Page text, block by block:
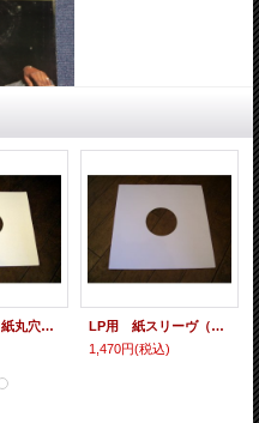
LP用 コート紙丸穴ジャケ 10枚セット
LP用 紙スリーヴ（レギュラー 四角の角） 10枚セット
1,470円(税込)